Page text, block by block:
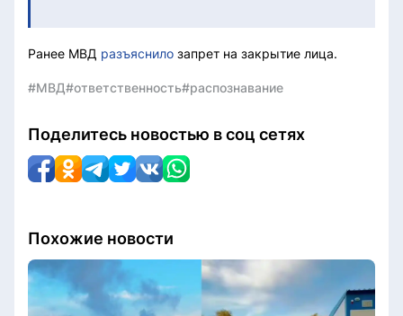
Ранее МВД разъяснило запрет на закрытие лица.
#МВД#ответственность#распознавание
Поделитесь новостью в соц сетях
Похожие новости